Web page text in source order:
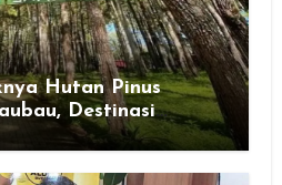
Hutan Pinus
Destinasi